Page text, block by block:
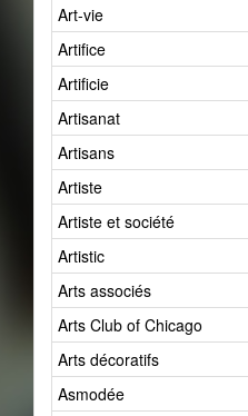
Art-vie
Artifice
Artificie
Artisanat
Artisans
Artiste
Artiste et société
Artistic
Arts associés
Arts Club of Chicago
Arts décoratifs
Asmodée